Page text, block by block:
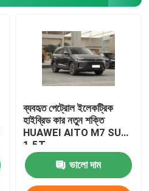
ব্যবহৃত পেট্রোল ইলেকট্রিক
হাইব্রিড কার নতুন শক্তি
HUAWEI AITO M7 SUV
1.5T
ভালো দাম